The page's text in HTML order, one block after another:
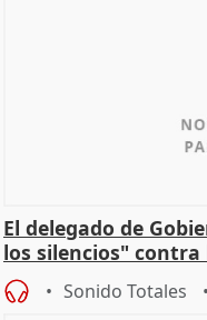
El delegado de
los silencios"
Sonido Totales